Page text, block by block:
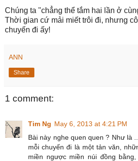
Chúng ta "chẳng thể tắm hai lần ở
Thời gian cứ mải miết trôi đi, nhưng
chuyến đi ấy!
ANN
Share
1 comment:
Tim Ng May 6, 2013 at 4:21 PM
Bài này nghe quen quen ? Như là
mỗi chuyến đi là một tản văn,
miền ngược miền núi đồng